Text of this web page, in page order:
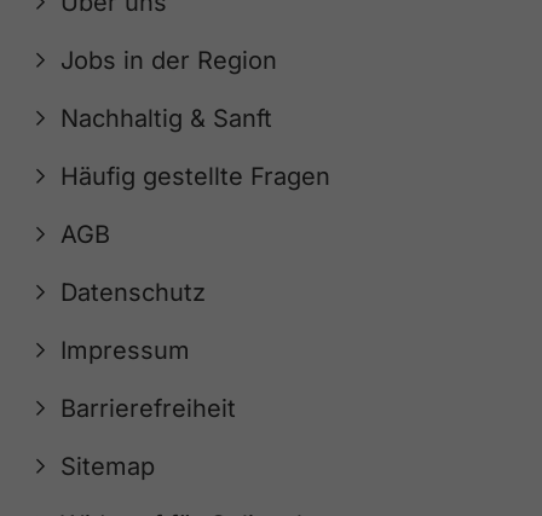
Jobs in der Region
Nachhaltig & Sanft
Häufig gestellte Fragen
AGB
Datenschutz
Impressum
Barrierefreiheit
Sitemap